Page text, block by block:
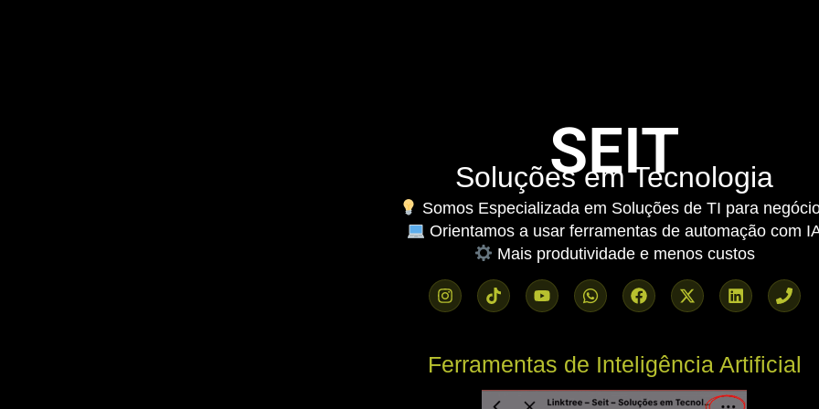
SEIT
Soluções em Tecnologia
Somos Especializada em Soluções de TI para
Orientamos a usar ferramentas de automação com
Mais produtividade e menos custos
Ferramentas de Inteligência Artificial